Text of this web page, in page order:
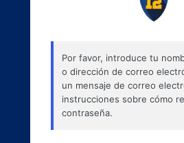
Por favor, introduce tu
o dirección de correo
un mensaje de correo
instrucciones sobre cómo
contraseña.